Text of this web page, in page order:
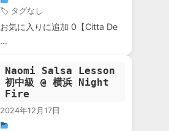
🏷 タグなし
お気に入りに追加 0【Citta De
…
Naomi Salsa Lesson
初中級 @ 横浜 Night
Fire
2024年12月17日